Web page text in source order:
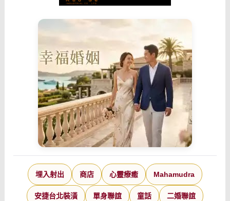
埋入射出 商店 心靈療癒 Mahamudra
安捷台北裝潢 單身聯誼 童話 二婚聯誼